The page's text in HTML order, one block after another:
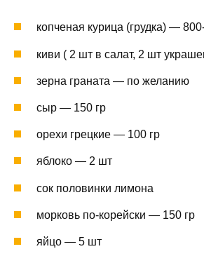
копченая курица (грудка) —
киви ( 2 шт в салат, 2 шт
зерна граната — по желанию
сыр — 150 гр
орехи грецкие — 100 гр
яблоко — 2 шт
сок половинки лимона
морковь по-корейски — 150 гр
яйцо — 5 шт